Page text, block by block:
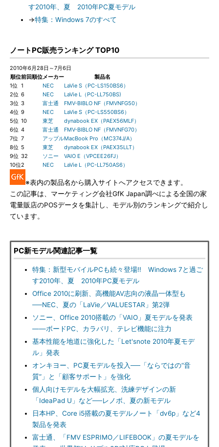
す2010年、夏 2010年PC夏モデル
→特集：Windows 7のすべて
ノートPC販売ランキング TOP10
2010年6月28日～7月6日
順位前回順位メーカー
製品名
1位 1 NEC
LaVie S（PC-LS150BS6）
2位 6 NEC
LaVie L（PC-LL750BS)
3位 3 富士通
FMV-BIBLO NF（FMVNFG50）
4位 9 NEC
LaVie S（PC-LS550BS6）
5位 10 東芝
dynabook EX（PAEX56MLF）
6位 4 富士通
FMV-BIBLO NF（FMVNFG70）
7位 7 アップルMacBook Pro（MC374J/A）
8位 5 東芝
dynabook EX（PAEX35LLT）
9位 32 ソニー
VAIO E（VPCEE26FJ）
10位2 NEC LaVie L（PC-LL750AS6）
※表内の製品名から購入サイトへアクセスできます。
この記事は、マーケティング会社GfK Japan調べによる全国の家
電量販店のPOSデータを集計し、モデル別のランキングで紹介し
ています。
PC新モデル関連記事一覧
特集：新型モバイルPCも続々登場!! Windows 7と過ご
す2010年、夏 2010年PC夏モデル
Office 2010に刷新、高機能AV志向の液晶一体型も
──NEC、夏の「LaVie／VALUESTAR」第2弾
ソニー、Office 2010搭載の「VAIO」夏モデルを発表
――ボードPC、カラバリ、テレビ機能に注力
基本性能を地道に強化した「Let'snote 2010年夏モデ
ル」発表
オンキヨー、PC夏モデルを投入──「ならではの“音
質”」と「顧客サポート」を強化
個人向けモデルを大幅拡充、洗練デザインの新
「IdeaPad U」など──レノボ、夏の新モデル
日本HP、Core i5搭載の夏モデルノート「dv6p」など4
製品を発表
富士通、「FMV ESPRIMO／LIFEBOOK」の夏モデルを